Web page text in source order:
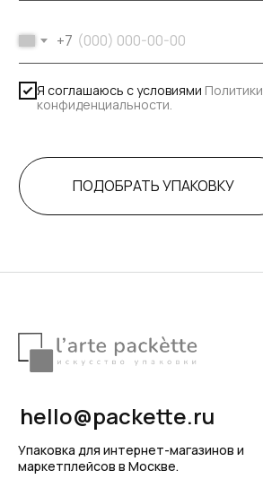
+7
Я соглашаюсь с условиями Политики
конфиденциальности.
ПОДОБРАТЬ УПАКОВКУ
hello@packette.ru
Упаковка для интернет-магазинов и
маркетплейсов в Москве.